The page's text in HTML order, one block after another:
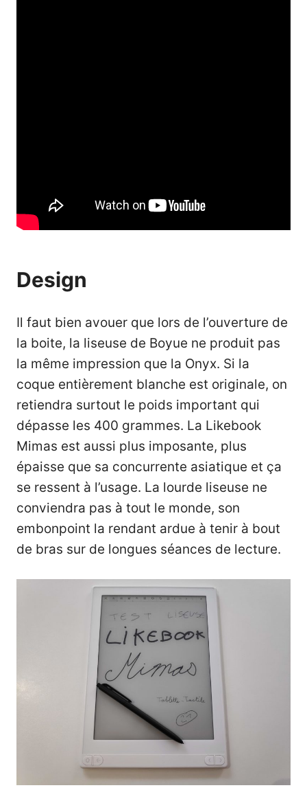
Design
Il faut bien avouer que lors de l’ouverture de
la boite, la liseuse de Boyue ne produit pas
la même impression que la Onyx. Si la
coque entièrement blanche est originale, on
retiendra surtout le poids important qui
dépasse les 400 grammes. La Likebook
Mimas est aussi plus imposante, plus
épaisse que sa concurrente asiatique et ça
se ressent à l’usage. La lourde liseuse ne
conviendra pas à tout le monde, son
embonpoint la rendant ardue à tenir à bout
de bras sur de longues séances de lecture.